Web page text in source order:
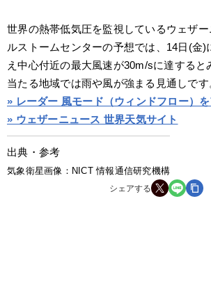
世界の熱帯低気圧を監視しているウェザ
ルストームセンターの予想では、14日(金)
え中心付近の最大風速が30m/sに達すると
当たる地域では雨や風が強まる見通しです
» レーダー 風モード（ウィンドフロー）
» ウェザーニュース 世界天気サイト
出典・参考
気象衛星画像：NICT 情報通信研究機構
シェアする